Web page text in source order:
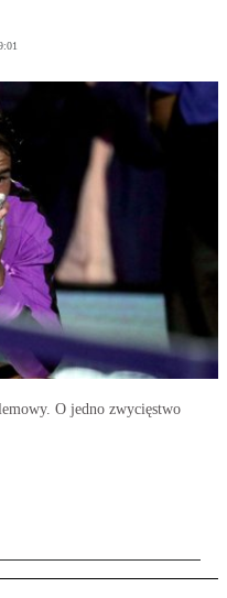
O jedno zwycięstwo